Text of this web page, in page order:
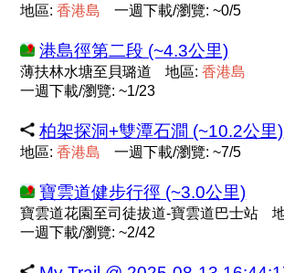
地區:香港島 一週下載/瀏覽: ~0/5
港島徑第二段 (~4.3公里)
薄扶林水塘至貝璐道 地區:香港島
一週下載/瀏覽: ~1/23
柏架探洞+雙潭石澗 (~10.2公里)
地區:香港島 一週下載/瀏覽: ~7/5
寶雲道健步行徑 (~3.0公里)
寶雲道花園至司徒拔道-寶雲道巴士站
一週下載/瀏覽: ~2/42